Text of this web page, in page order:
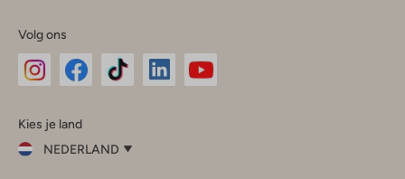
Volg ons
InstagramFacebook
Kies je land
NEDERLAND